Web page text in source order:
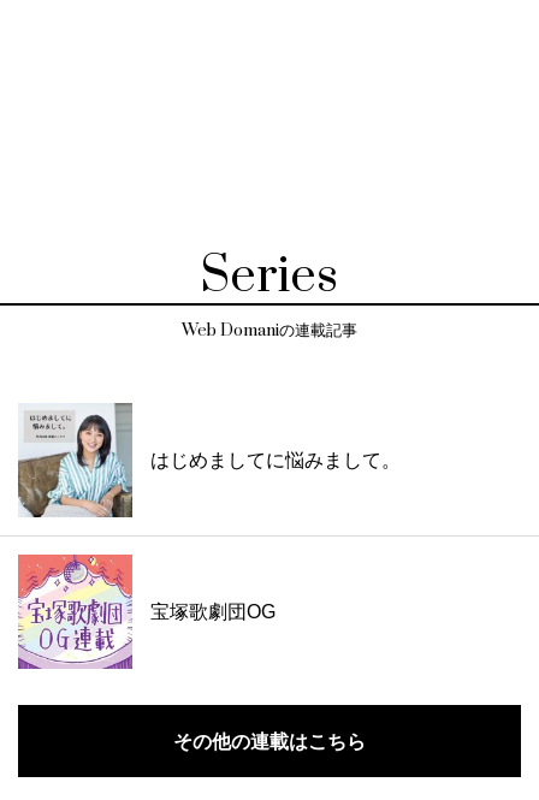
Series
Web Domaniの連載記事
はじめましてに悩みまして。
宝塚歌劇団OG
その他の連載はこちら